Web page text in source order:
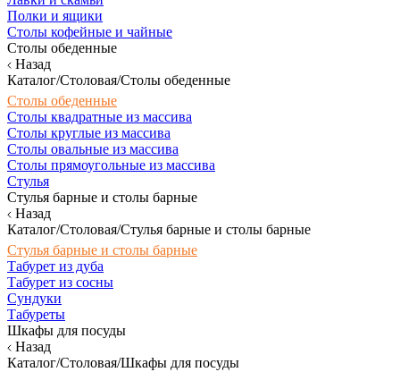
Полки и ящики
Столы кофейные и чайные
Столы обеденные
Назад
Каталог/Столовая/Столы обеденные
Столы обеденные
Столы квадратные из массива
Столы круглые из массива
Столы овальные из массива
Столы прямоугольные из массива
Стулья
Стулья барные и столы барные
Назад
Каталог/Столовая/Стулья барные и столы барные
Стулья барные и столы барные
Табурет из дуба
Табурет из сосны
Сундуки
Табуреты
Шкафы для посуды
Назад
Каталог/Столовая/Шкафы для посуды